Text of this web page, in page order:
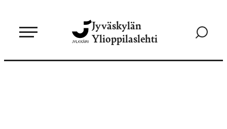
sisältöön
Jyväskylän
Ylioppilaslehti
Siirry